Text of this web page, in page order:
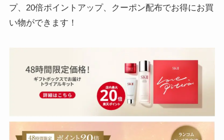
プ、20倍ポイントアップ、クーポン配布でお得にお買
い物ができます！